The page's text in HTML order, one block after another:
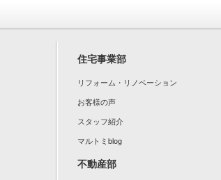
住宅事業部
リフォーム・リノベーション
お客様の声
スタッフ紹介
マルトミblog
不動産部